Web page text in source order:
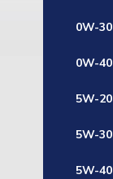
0W-30
0W-40
5W-20
5W-30
5W-40